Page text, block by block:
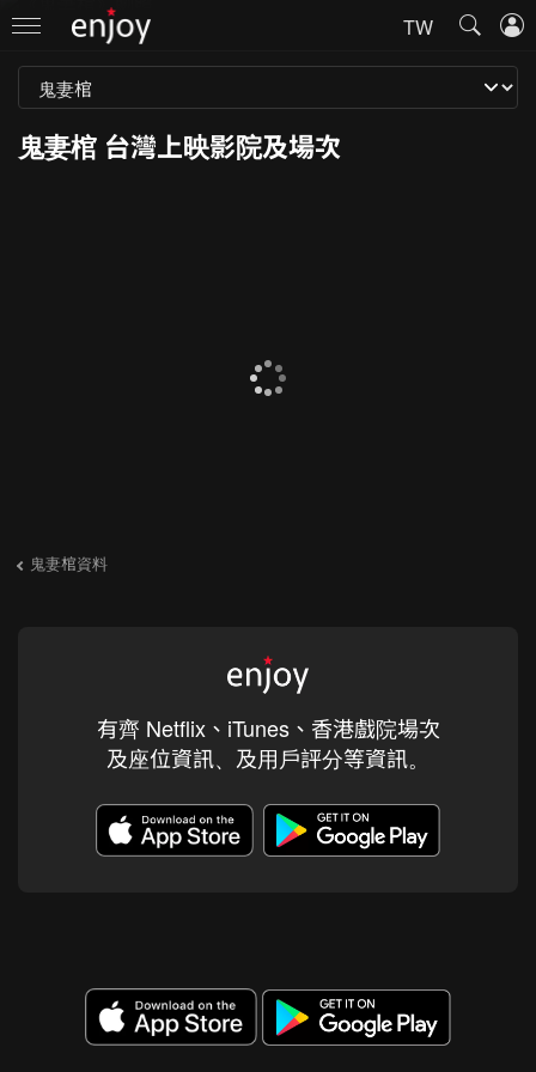
TW
鬼妻棺資料
鬼妻棺 台灣上映影院及場次
鬼妻棺資料
有齊 Netflix、iTunes、香港戲院場次
及座位資訊、及用戶評分等資訊。